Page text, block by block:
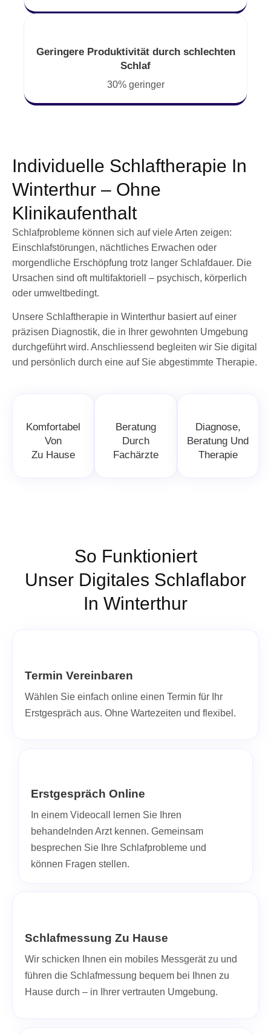
Geringere Produktivität durch schlechten
Schlaf
30% geringer
Komfortabel
Von
Zu Hause
Beratung
Durch
Fachärzte
Diagnose,
Beratung Und
Therapie
Individuelle Schlaftherapie In
Winterthur – Ohne
Klinikaufenthalt
Schlafprobleme können sich auf viele Arten zeigen:
Einschlafstörungen, nächtliches Erwachen oder
morgendliche Erschöpfung trotz langer Schlafdauer. Die
Ursachen sind oft multifaktoriell – psychisch, körperlich
oder umweltbedingt.
Unsere Schlaftherapie in Winterthur basiert auf einer
präzisen Diagnostik, die in Ihrer gewohnten Umgebung
durchgeführt wird. Anschliessend begleiten wir Sie digital
und persönlich durch eine auf Sie abgestimmte Therapie.
So Funktioniert
Unser Digitales Schlaflabor
In Winterthur
Termin Vereinbaren
Wählen Sie einfach online einen Termin für Ihr
Erstgespräch aus. Ohne Wartezeiten und flexibel.
Erstgespräch Online
In einem Videocall lernen Sie Ihren
behandelnden Arzt kennen. Gemeinsam
besprechen Sie Ihre Schlafprobleme und
können Fragen stellen.
Schlafmessung Zu Hause
Wir schicken Ihnen ein mobiles Messgerät zu und
führen die Schlafmessung bequem bei Ihnen zu
Hause durch – in Ihrer vertrauten Umgebung.